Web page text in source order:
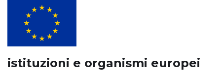
istituzioni e organismi europei